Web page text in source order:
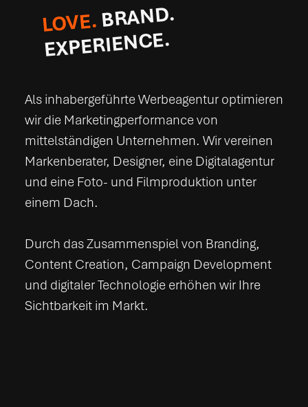
​LOVE.BRAND.
EXPERIENCE.
Als inhabergeführte Werbeagentur optimieren
wir die Marketingperformance von
mittelständigen Unternehmen. Wir vereinen
Markenberater, Designer, eine Digitalagentur
und eine Foto- und Filmproduktion unter
einem Dach.
Durch das Zusammenspiel von Branding,
Content Creation, Campaign Development
und digitaler Technologie erhöhen wir Ihre
Sichtbarkeit im Markt.